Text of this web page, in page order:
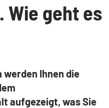
Wie geht es
Ihnen die
aufgezeigt, was Sie